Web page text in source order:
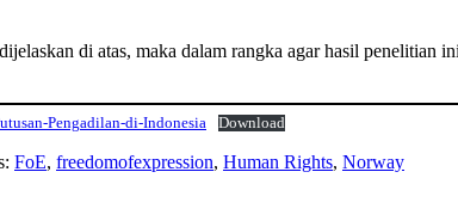
di atas, maka dalam rangka agar hasil
Pengadilan-di-Indonesia Download
FoE, freedomofexpression, Human Rights, Norway